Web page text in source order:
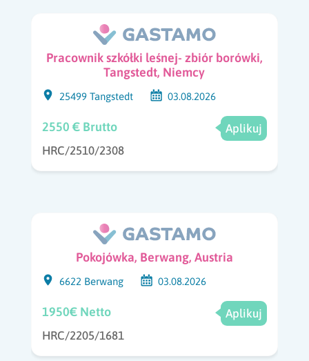
Pracownik szkółki leśnej- zbiór borówki,
Tangstedt, Niemcy
25499 Tangstedt 03.08.2026
2550 € Brutto
Aplikuj
HRC/2510/2308
Pokojówka, Berwang, Austria
6622 Berwang 03.08.2026
1950€ Netto
Aplikuj
HRC/2205/1681